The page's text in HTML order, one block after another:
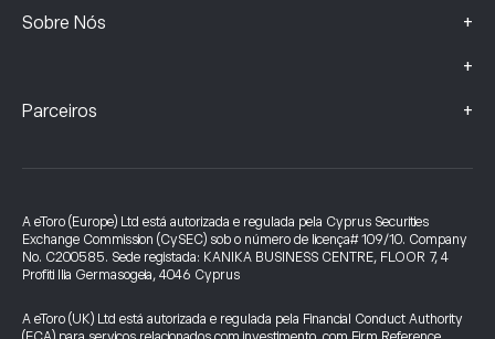
Sobre Nós +
+
Parceiros +
A eToro (Europe) Ltd está autorizada e regulada pela Cyprus Securities
Exchange Commission (CySEC) sob o número de licença# 109/10. Company
No. C200585. Sede registada: KANIKA BUSINESS CENTRE, FLOOR 7, 4
Profiti Ilia Germasogeia, 4046 Cyprus
A eToro (UK) Ltd está autorizada e regulada pela Financial Conduct Authority